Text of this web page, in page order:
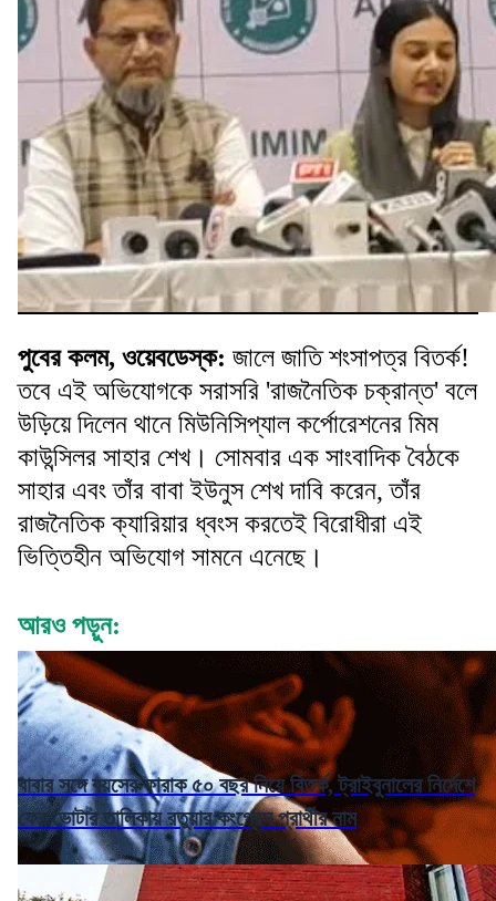
পুবের কলম, ওয়েবডেস্ক: জালে জাতি শংসাপত্র বিতর্ক!
তবে এই অভিযোগকে সরাসরি 'রাজনৈতিক চক্রান্ত' বলে
উড়িয়ে দিলেন থানে মিউনিসিপ্যাল কর্পোরেশনের মিম
কাউন্সিলর সাহার শেখ। সোমবার এক সাংবাদিক বৈঠকে
সাহার এবং তাঁর বাবা ইউনুস শেখ দাবি করেন, তাঁর
রাজনৈতিক ক্যারিয়ার ধ্বংস করতেই বিরোধীরা এই
ভিত্তিহীন অভিযোগ সামনে এনেছে।
আরও পড়ুন:
বাবার সঙ্গে বয়সের ফারাক ৫০ বছর নিয়ে বিতর্ক, ট্রাইবুনালের নির্দেশে
ফের ভোটার তালিকায় রতুয়ার কংগ্রেস প্রার্থীর নাম